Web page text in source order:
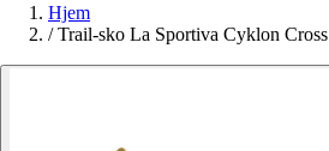
Hjem
/ Trail-sko La Sportiva Cyklon Cross